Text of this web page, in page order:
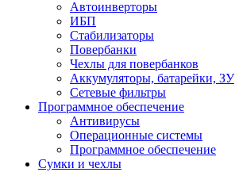
Автоинверторы
ИБП
Стабилизаторы
Повербанки
Чехлы для повербанков
Аккумуляторы, батарейки, ЗУ
Сетевые фильтры
Программное обеспечение
Антивирусы
Операционные системы
Программное обеспечение
Сумки и чехлы